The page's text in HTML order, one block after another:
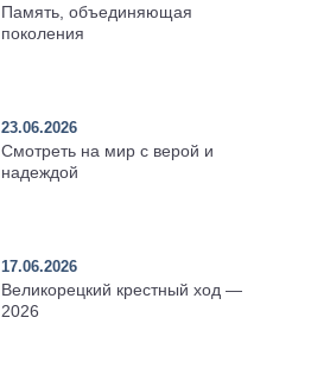
Память, объединяющая
поколения
23.06.2026
Смотреть на мир с верой и
надеждой
17.06.2026
Великорецкий крестный ход —
2026